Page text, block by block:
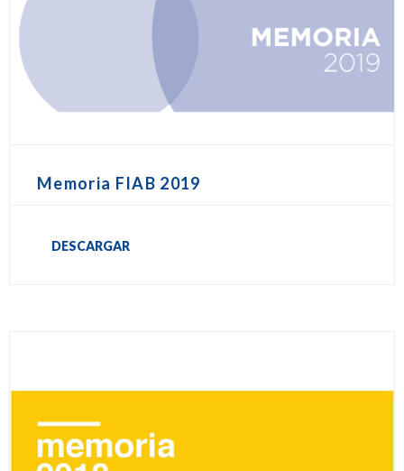
Memoria FIAB 2019
DESCARGAR